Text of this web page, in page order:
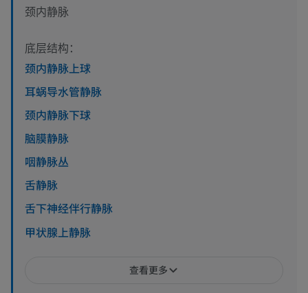
颈内静脉
底层结构：
颈内静脉上球
耳蜗导水管静脉
颈内静脉下球
脑膜静脉
咽静脉丛
舌静脉
舌下神经伴行静脉
甲状腺上静脉
查看更多